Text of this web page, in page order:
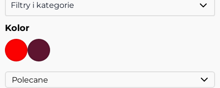
Filtry i kategorie
Kolor